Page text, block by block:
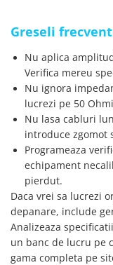
Greseli
Nu aplica
Verifica mereu
Nu ignora
lucrezi pe 50
Nu lasa cabluri
introduce zgomot
Programeaza
echipament
pierdut.
Daca vrei sa lucrezi
depanare, include
Analizeaza
un banc de lucru pe
gama completa pe